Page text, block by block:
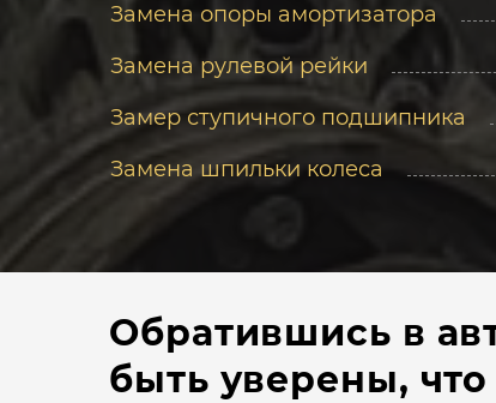
Замена опоры амортизатора
Замена рулевой рейки
Замер ступичного подшипника
Замена шпильки колеса
Обратившись в
быть уверены,